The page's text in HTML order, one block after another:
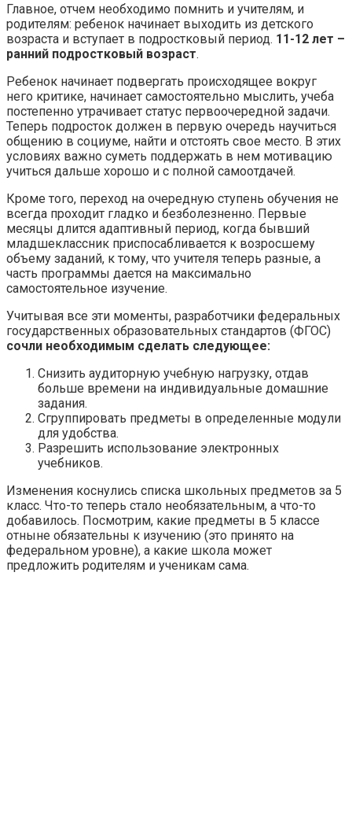
Главное, отчем необходимо помнить и учителям, и
родителям: ребенок начинает выходить из детского
возраста и вступает в подростковый период. 11-12 лет –
ранний подростковый возраст.
Ребенок начинает подвергать происходящее вокруг
него критике, начинает самостоятельно мыслить, учеба
постепенно утрачивает статус первоочередной задачи.
Теперь подросток должен в первую очередь научиться
общению в социуме, найти и отстоять свое место. В этих
условиях важно суметь поддержать в нем мотивацию
учиться дальше хорошо и с полной самоотдачей.
Кроме того, переход на очередную ступень обучения не
всегда проходит гладко и безболезненно. Первые
месяцы длится адаптивный период, когда бывший
младшеклассник приспосабливается к возросшему
объему заданий, к тому, что учителя теперь разные, а
часть программы дается на максимально
самостоятельное изучение.
Учитывая все эти моменты, разработчики федеральных
государственных образовательных стандартов (ФГОС)
сочли необходимым сделать следующее:
Снизить аудиторную учебную нагрузку, отдав
больше времени на индивидуальные домашние
задания.
Сгруппировать предметы в определенные модули
для удобства.
Разрешить использование электронных
учебников.
Изменения коснулись списка школьных предметов за 5
класс. Что-то теперь стало необязательным, а что-то
добавилось. Посмотрим, какие предметы в 5 классе
отныне обязательны к изучению (это принято на
федеральном уровне), а какие школа может
предложить родителям и ученикам сама.